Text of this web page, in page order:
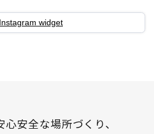
Instagram widget
安全な場所づくり、